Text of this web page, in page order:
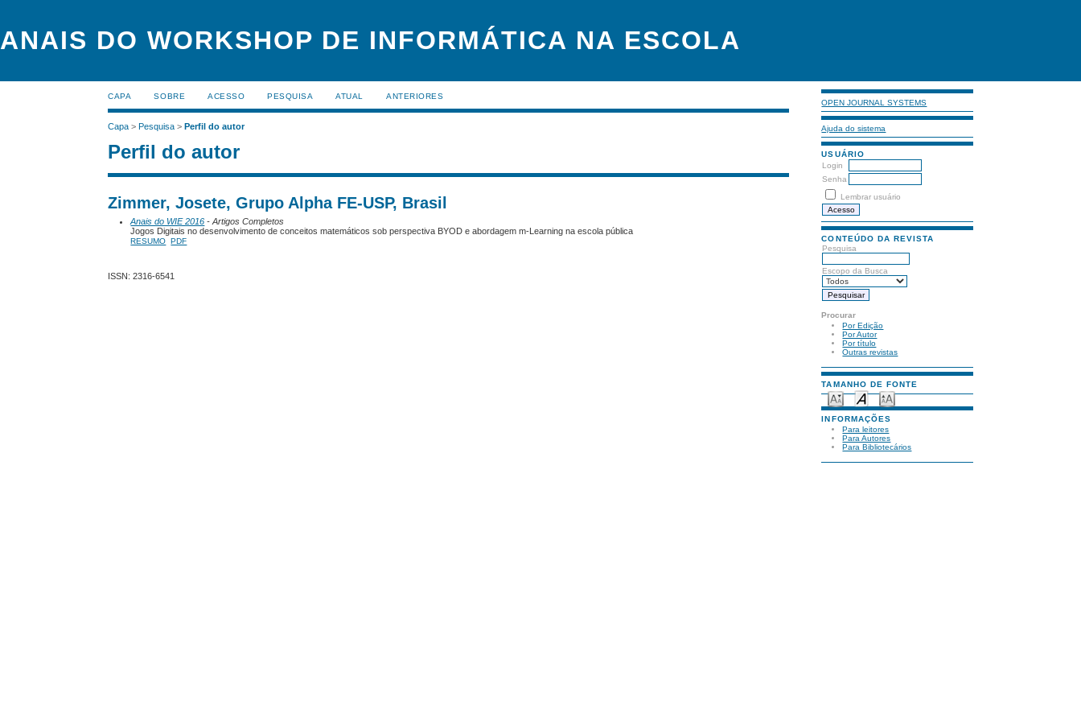
ANAIS DO WORKSHOP DE INFORMÁTICA NA ESCOLA
OPEN JOURNAL SYSTEMS
Ajuda do sistema
USUÁRIO
Login
Senha
Lembrar usuário
CONTEÚDO DA REVISTA
Pesquisa
Escopo da Busca
Procurar
Por Edição
Por Autor
Por título
Outras revistas
TAMANHO DE FONTE
INFORMAÇÕES
Para leitores
Para Autores
Para Bibliotecários
CAPA SOBRE ACESSO PESQUISA ATUAL ANTERIORES
Capa >Pesquisa >Perfil do autor
Perfil do autor
Zimmer, Josete, Grupo Alpha FE-USP, Brasil
Anais do WIE 2016 - Artigos Completos
Jogos Digitais no desenvolvimento de conceitos matemáticos sob perspectiva BYOD e abordagem m-Learning na escola pública
RESUMO PDF
ISSN: 2316-6541